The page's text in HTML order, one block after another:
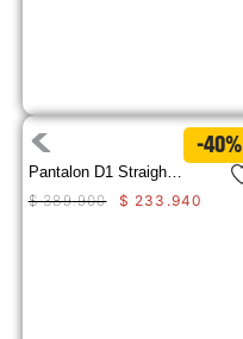
-40%
Pantalon D1 Straight Leg Jean Para Hombre
$ 389.900 $ 233 .940